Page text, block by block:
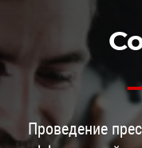
Проведение